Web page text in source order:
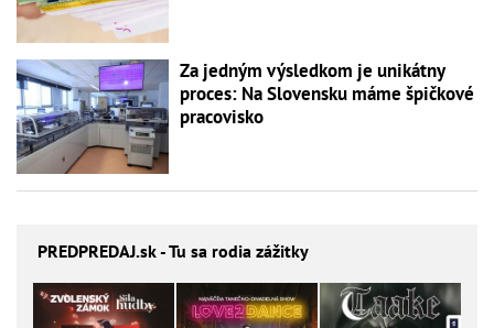
Za jedným výsledkom je unikátny
proces: Na Slovensku máme špičkové
pracovisko
PREDPREDAJ.sk - Tu sa rodia zážitky